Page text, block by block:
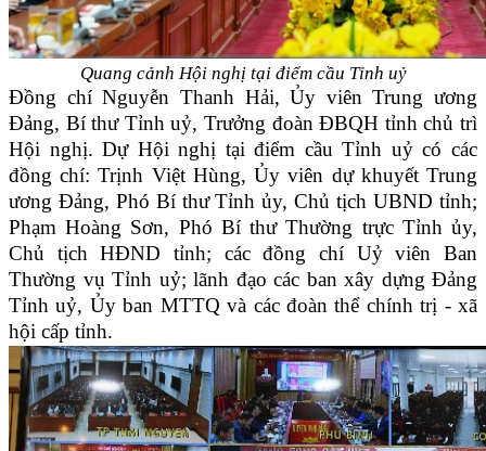
Quang cảnh Hội nghị tại điểm cầu Tỉnh uỷ
Đồng chí Nguyễn Thanh Hải, Ủy viên Trung ương
Đảng, Bí thư Tỉnh uỷ, Trưởng đoàn ĐBQH tỉnh chủ trì
Hội nghị. Dự Hội nghị tại điểm cầu Tỉnh uỷ có các
đồng chí: Trịnh Việt Hùng, Ủy viên dự khuyết Trung
ương Đảng, Phó Bí thư Tỉnh ủy, Chủ tịch UBND tỉnh;
Phạm Hoàng Sơn, Phó Bí thư Thường trực Tỉnh ủy,
Chủ tịch HĐND tỉnh; các đồng chí Uỷ viên Ban
Thường vụ Tỉnh uỷ; lãnh đạo các ban xây dựng Đảng
Tỉnh uỷ, Ủy ban MTTQ và các đoàn thể chính trị - xã
hội cấp tỉnh.